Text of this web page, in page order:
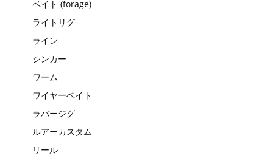
ベイト (forage)
ライトリグ
ライン
シンカー
ワーム
ワイヤーベイト
ラバージグ
ルアーカスタム
リール